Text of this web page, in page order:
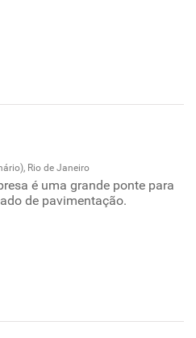
Rio de Janeiro
é uma grande ponte para
de pavimentação.